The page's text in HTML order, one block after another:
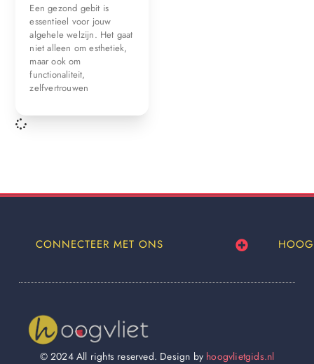
Een gezond gebit is
essentieel voor jouw
algehele welzijn. Het gaat
niet alleen om esthetiek,
maar ook om
functionaliteit,
zelfvertrouwen
CONNECTEER MET ONS
© 2024 All rights reserved. Design by hoogvlietgids.nl